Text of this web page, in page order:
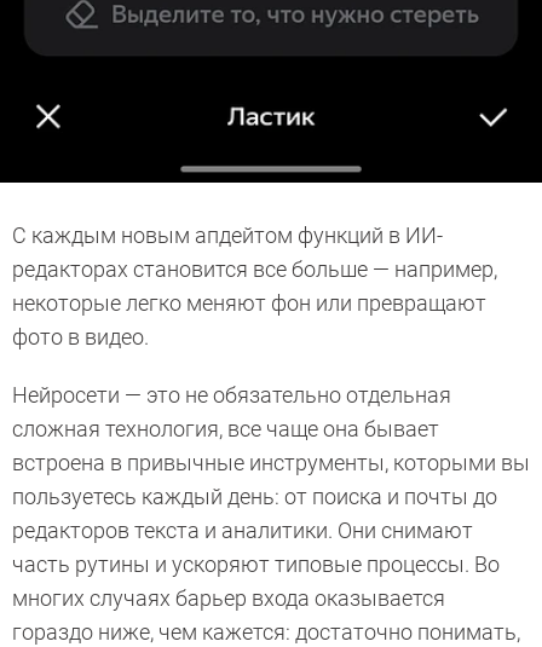
С каждым новым апдейтом функций в ИИ-
редакторах становится все больше — например,
некоторые легко меняют фон или превращают
фото в видео.
Нейросети — это не обязательно отдельная
сложная технология, все чаще она бывает
встроена в привычные инструменты, которыми вы
пользуетесь каждый день: от поиска и почты до
редакторов текста и аналитики. Они снимают
часть рутины и ускоряют типовые процессы. Во
многих случаях барьер входа оказывается
гораздо ниже, чем кажется: достаточно понимать,